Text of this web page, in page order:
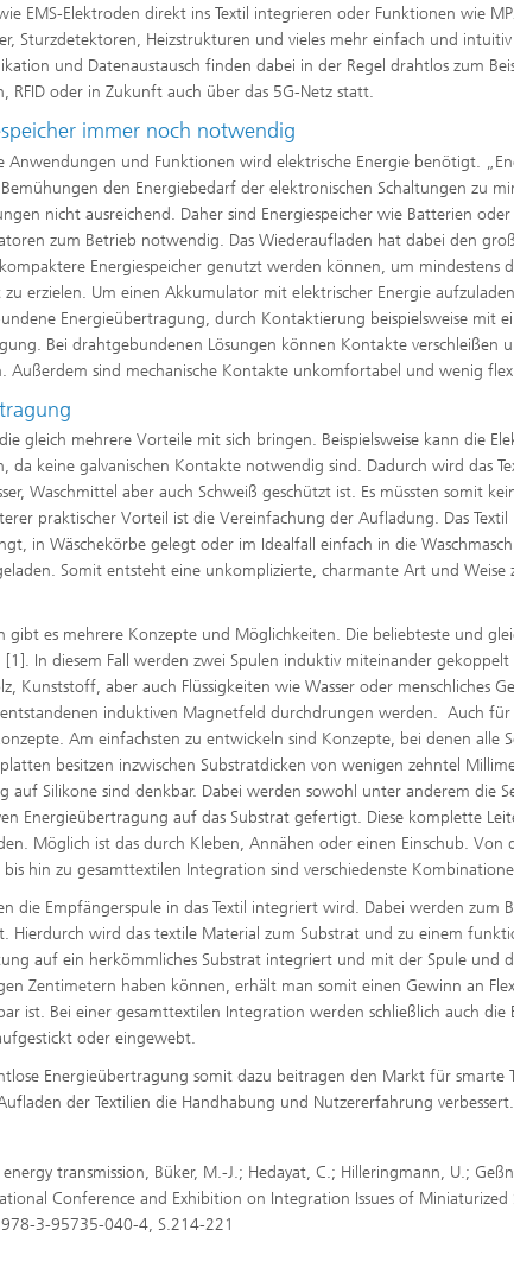
EMS-Elektroden direkt ins Textil integrieren oder Funktionen wie
Sturzdetektoren, Heizstrukturen und vieles mehr einfach und
und Datenaustausch finden dabei in der Regel drahtlos zum
RFID oder in Zukunft auch über das 5G-Netz statt.
immer noch notwendig
Anwendungen und Funktionen wird elektrische Energie benötigt.
den Energiebedarf der elektronischen Schaltungen zu
nicht ausreichend. Daher sind Energiespeicher wie Batterien
zum Betrieb notwendig. Das Wiederaufladen hat dabei den
Energiespeicher genutzt werden können, um mindestens
erzielen. Um einen Akkumulator mit elektrischer Energie
Energieübertragung, durch Kontaktierung beispielsweise mit
Bei drahtgebundenen Lösungen können Kontakte verschleißen
Außerdem sind mechanische Kontakte unkomfortabel und wenig
gleich mehrere Vorteile mit sich bringen. Beispielsweise kann die
da keine galvanischen Kontakte notwendig sind. Dadurch wird das
Waschmittel aber auch Schweiß geschützt ist. Es müssten somit
praktischer Vorteil ist die Vereinfachung der Aufladung. Das
in Wäschekörbe gelegt oder im Idealfall einfach in die
Somit entsteht eine unkomplizierte, charmante Art und Weise
gibt es mehrere Konzepte und Möglichkeiten. Die beliebteste und
In diesem Fall werden zwei Spulen induktiv miteinander
Kunststoff, aber auch Flüssigkeiten wie Wasser oder menschliches
induktiven Magnetfeld durchdrungen werden. Auch
Am einfachsten zu entwickeln sind Konzepte, bei denen alle
besitzen inzwischen Substratdicken von wenigen zehntel
auf Silikone sind denkbar. Dabei werden sowohl unter anderem die
Energieübertragung auf das Substrat gefertigt. Diese komplette
Möglich ist das durch Kleben, Annähen oder einen Einschub. Von
hin zu gesamttextilen Integration sind verschiedenste
die Empfängerspule in das Textil integriert wird. Dabei werden zum
Hierdurch wird das textile Material zum Substrat und zu einem
auf ein herkömmliches Substrat integriert und mit der Spule und
Zentimetern haben können, erhält man somit einen Gewinn an
ist. Bei einer gesamttextilen Integration werden schließlich auch die
oder eingewebt.
Energieübertragung somit dazu beitragen den Markt für smarte
der Textilien die Handhabung und Nutzererfahrung verbessert.
transmission, Büker, M.-J.; Hedayat, C.; Hilleringmann, U.;
Conference and Exhibition on Integration Issues of Miniaturized
978-3-95735-040-4, S.214-221